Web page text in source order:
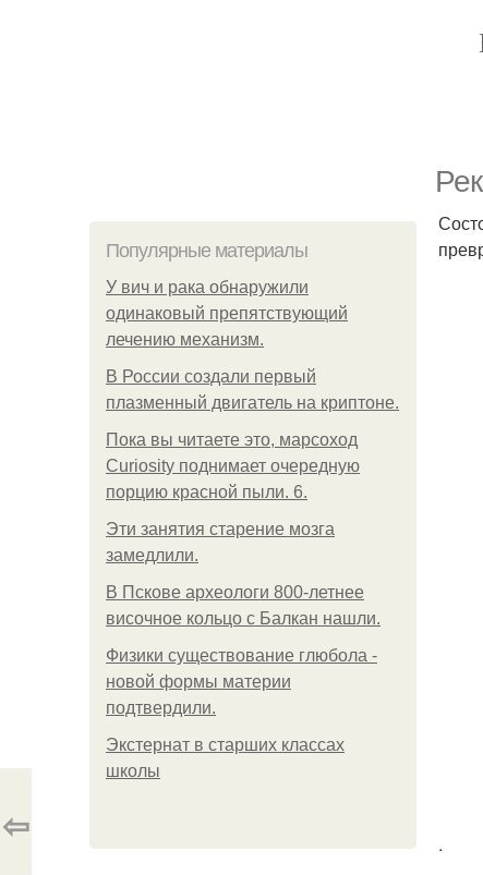
Популярные материалы
У вич и рака обнаружили
одинаковый препятствующий
лечению механизм.
В России создали первый
плазменный двигатель на криптоне.
Пока вы читаете это, марсоход
Curiosity поднимает очередную
порцию красной пыли. 6.
Эти занятия старение мозга
замедлили.
В Пскове археологи 800-летнее
височное кольцо с Балкан нашли.
Физики существование глюбола -
новой формы материи
подтвердили.
Экстернат в старших классах
школы
.
⇦